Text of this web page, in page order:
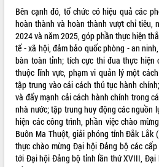
tại Trung tâm Phục vụ hành chính
công tỉnh
Đắk Lắk: Tôn vinh 46 giải pháp tại Hội
thi Sáng tạo Kỹ thuật 2024 - 2025
Đắk Lắk rà soát, điều chỉnh Đề án 190
về phát triển nuôi trồng thủy sản
Phó Chủ tịch UBND tỉnh Đắk Lắk
Trương Công Thái kiểm tra thực địa
Dự án cao tốc Khánh Hòa - Buôn Ma
Thuột
Định vị cà phê Việt Nam như một “di
sản sống” trong dòng chảy toàn cầu
Bên cạnh đó, tổ chức có hiệu quả các
hoàn thành và hoàn thành vượt chỉ tiêu,
2024 và năm 2025, góp phần thực hiện
tế - xã hội, đảm bảo quốc phòng - an
bàn toàn tỉnh; tích cực thi đua thực hiện
thuộc lĩnh vực, phạm vi quản lý một
tập trung vào cải cách thủ tục hành
và đẩy mạnh cải cách hành chính trong
nhà nước; tập trung huy động các nguồn
hiện các công trình, phần việc chào
Buôn Ma Thuột, giải phóng tỉnh Đắk
thực chào mừng Đại hội Đảng bộ các
tới Đại hội Đảng bộ tỉnh lần thứ XVIII, Đại